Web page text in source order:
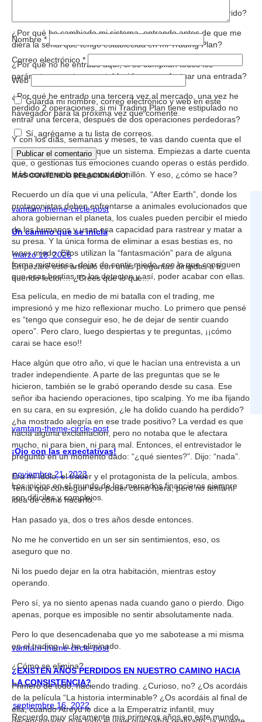
Empiezas a operar y ¡zas! Primera castaña. ¿Qué ha ocurrido?
¿Por qué he cambiado mi sistema, entrando antes de que me
diera la señal que tengo establecida en mi Trading Plan?
¿Por qué no he entrado aquí, si se cumplían todos los
parámetros que tengo establecidos para efectuar una entrada?
¿Por qué he entrado una tercera vez al mercado, una vez he
perdido 2 operaciones, si mi Trading Plan tiene estipulado no
entrar una tercera, después de dos operaciones perdedoras?
Y con los días, semanas y meses, te vas dando cuenta que el
trading es mucho más que un sistema. Empiezas a darte cuenta
que, o gestionas tus emociones cuando operas o estás perdido.
Y ahora viene la pregunta del millón. Y eso, ¿cómo se hace?
Recuerdo un día que vi una película, “After Earth”, donde los
protagonistas deben enfrentarse a animales evolucionados que
ahora gobiernan el planeta, los cuales pueden percibir el miedo
de los humanos y usan esa capacidad para rastrear y matar a
su presa. Y la única forma de eliminar a esas bestias es, no
tener miedo. Ellos utilizan la “fantasmación” para de alguna
forma misteriosa, dejar de sentir miedo, con lo que consiguen
que esas bestias no los detecten y así, poder acabar con ellas.
Esa película, en medio de mi batalla con el trading, me
impresionó y me hizo reflexionar mucho. Lo primero que pensé
es “tengo que conseguir eso, he de dejar de sentir cuando
opero”. Pero claro, luego despiertas y te preguntas, ¡¡cómo
carai se hace eso!!
Hace algún que otro año, vi que le hacían una entrevista a un
trader independiente. A parte de las preguntas que se le
hicieron, también se le grabó operando desde su casa. Ese
señor iba haciendo operaciones, tipo scalping. Yo me iba fijando
en su cara, en su expresión, ¿le ha dolido cuando ha perdido?
¿ha mostrado alegría en ese trade positivo? La verdad es que
hacía alguna exclamación, pero no notaba que le afectara
mucho, ni para bien, ni para mal. Entonces, el entrevistador le
preguntó en un momento dado: “¿qué sientes?”. Dijo: “nada”.
Era mi ídolo, el trader y el protagonista de la película, ambos.
Tenía que conseguir ese poder como fuera, pero no tenía ni
idea de cómo hacerlo.
Han pasado ya, dos o tres años desde entonces.
No me he convertido en un ser sin sentimientos, eso, os
aseguro que no.
Ni los puedo dejar en la otra habitación, mientras estoy
operando.
Pero sí, ya no siento apenas nada cuando gano o pierdo. Digo
apenas, porque es imposible no sentir absolutamente nada.
Pero lo que desencadenaba que yo me sabotease a mi misma
en el trading, lo he eliminado.
¿Cómo se elimina?
Primero de todo, haciendo trading. ¿Curioso, no? ¿Os acordáis
de la película “La historia interminable? ¿Os acordáis al final de
ella, cuando Atreyu le dice a la Emperatriz infantil, muy
Nombre *
Correo electrónico *
Web
Guarda mi nombre, correo electrónico y web en este
navegador para la próxima vez que comente.
Sí, agrégame a tu lista de correos.
MÁS CONTENIDO RELACIONADO!
vamtam-theme-circle-post
Un camino que se inicia
marzo 18, 2026
Empezaré este artículo con unas preguntas dirigidas a ti,
querido lector… ¿Crees que lo que...
vamtam-theme-circle-post
¡Ojo con las expectativas!
noviembre 21, 2023
Los inicios en el mundo de los mercados financieros siempre
son difíciles y complejos.
vamtam-theme-circle-post
¿EXISTEN AÑOS PERDIDOS EN NUESTRO CAMINO HACIA
LA CONSISTENCIA?
septiembre 16, 2022
Recuerdo muy claramente mis primeros años en este mundo